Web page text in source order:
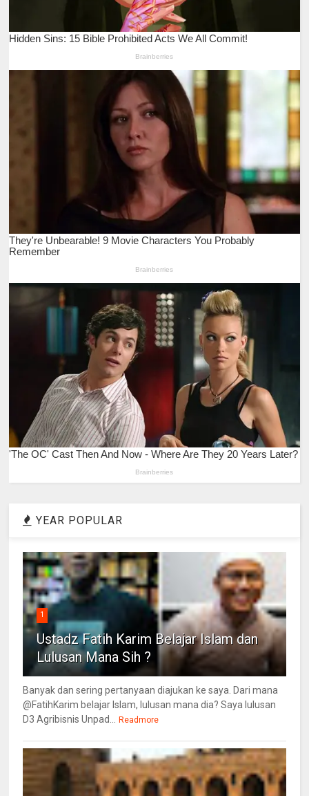
YEAR POPULAR
1
Ustadz Fatih Karim Belajar Islam dan
Lulusan Mana Sih ?
Banyak dan sering pertanyaan diajukan ke saya. Dari mana
@FatihKarim belajar Islam, lulusan mana dia? Saya lulusan
D3 Agribisnis Unpad...
Readmore